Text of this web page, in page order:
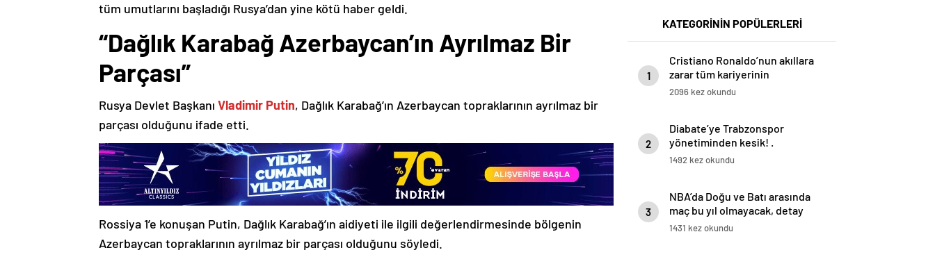
tüm umutlarını başladığı Rusya’dan yine kötü haber geldi.
“Dağlık Karabağ Azerbaycan’ın Ayrılmaz Bir
Parçası”
Rusya Devlet Başkanı Vladimir Putin, Dağlık Karabağ’ın Azerbaycan topraklarının ayrılmaz bir
parçası olduğunu ifade etti.
Rossiya 1’e konuşan Putin, Dağlık Karabağ’ın aidiyeti ile ilgili değerlendirmesinde bölgenin
Azerbaycan topraklarının ayrılmaz bir parçası olduğunu söyledi.
KATEGORİNİN POPÜLERLERİ
1
Cristiano Ronaldo’nun akıllara
zarar tüm kariyerinin
istatistiğini çıkardık !
2096 kez okundu
2
Diabate’ye Trabzonspor
yönetiminden kesik! .
1492 kez okundu
3
NBA’da Doğu ve Batı arasında
maç bu yıl olmayacak, detay
haberimizde.
1431 kez okundu